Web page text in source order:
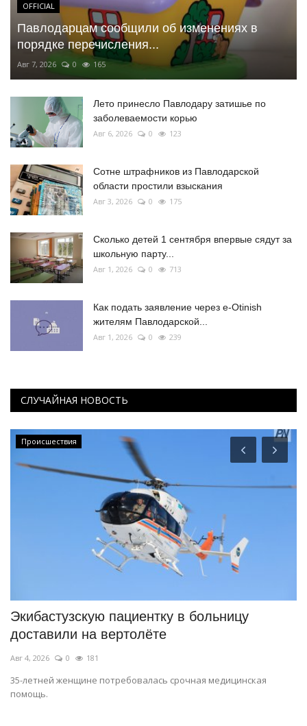
OFFICIAL
Павлодарцам сообщили об изменениях в
порядке перечисления...
Авг 7, 2026 0 165
Лето принесло Павлодару затишье по
заболеваемости корью
Авг 6, 2026 0 123
Сотне штрафников из Павлодарской
области простили взыскания
Авг 3, 2026 0 175
Сколько детей 1 сентября впервые сядут за
школьную парту...
Авг 1, 2026 0 713
Как подать заявление через e-Otinish
жителям Павлодарской...
Авг 1, 2026 0 239
СЛУЧАЙНАЯ НОВОСТЬ
КАЗАХСТАН
В Казахстане утвердили даты школьных
каникул
Июль 31, 2026 0
Учебный год начнется 1 сентября 2026 года и завершится 25 мая
2027 года.